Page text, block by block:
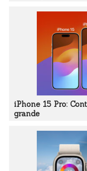
iPhone 15 Pro:
grande